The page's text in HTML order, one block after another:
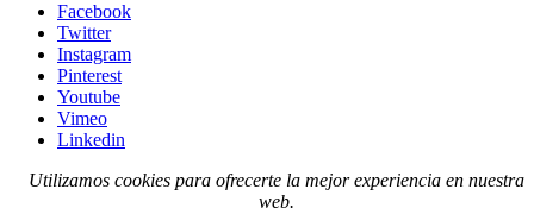
Facebook
Twitter
Instagram
Pinterest
Youtube
Vimeo
Linkedin
Utilizamos cookies para ofrecerte la mejor experiencia en nuestra
web.